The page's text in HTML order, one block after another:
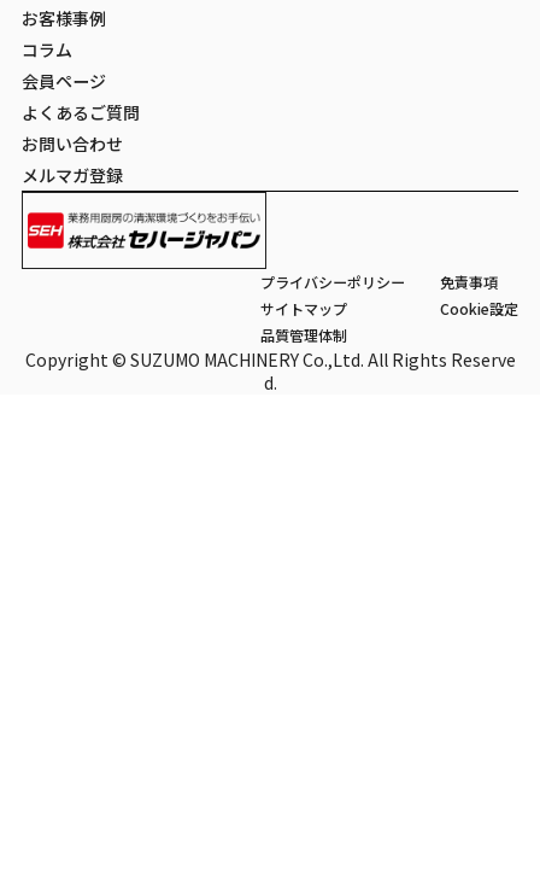
お客様事例
コラム
会員ページ
よくあるご質問
お問い合わせ
メルマガ登録
プライバシーポリシー
免責事項
サイトマップ
Cookie設定
品質管理体制
Copyright © SUZUMO MACHINERY Co.,Ltd. All Rights Reserve
d.